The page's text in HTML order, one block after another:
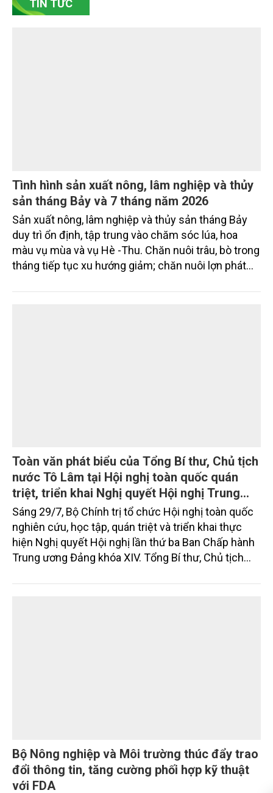
chủ động đổi mới tư duy, đầu tư công nghệ, xây
TIN TỨC
Tình hình sản xuất nông, lâm nghiệp và thủy
sản tháng Bảy và 7 tháng năm 2026
Sản xuất nông, lâm nghiệp và thủy sản tháng Bảy
duy trì ổn định, tập trung vào chăm sóc lúa, hoa
màu vụ mùa và vụ Hè -Thu. Chăn nuôi trâu, bò trong
tháng tiếp tục xu hướng giảm; chăn nuôi lợn phát
trưởng khá. Diện tích rừng trồng mới và sản lượng
Toàn văn phát biểu của Tổng Bí thư, Chủ tịch
nước Tô Lâm tại Hội nghị toàn quốc quán
triệt, triển khai Nghị quyết Hội nghị Trung
ương 3, khóa XIV
Sáng 29/7, Bộ Chính trị tổ chức Hội nghị toàn quốc
nghiên cứu, học tập, quán triệt và triển khai thực
hiện Nghị quyết Hội nghị lần thứ ba Ban Chấp hành